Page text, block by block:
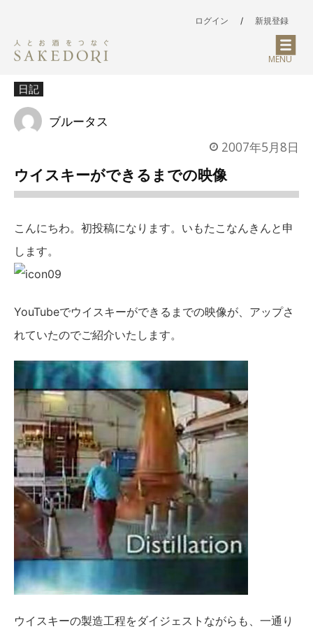
ログイン / 新規登録
MENU
日記
ブルータス
2007年5月8日
ウイスキーができるまでの映像
こんにちわ。初投稿になります。いもたこなんきんと申
します。
YouTubeでウイスキーができるまでの映像が、アップさ
れていたのでご紹介いたします。
ウイスキーの製造工程をダイジェストながらも、一通り